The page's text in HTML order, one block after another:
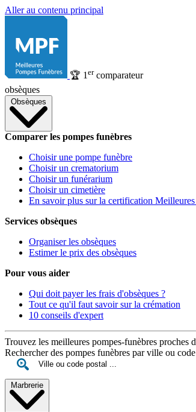
Aller au contenu principal
🏆 1 ercomparateur
obsèques
Obsèques
Comparer les pompes funèbres
Choisir une pompe funèbre
Choisir un crematorium
Choisir un funérarium
Choisir un cimetière
En savoir plus sur la certification Meilleures
Services obsèques
Organiser les obsèques
Estimer le prix des obsèques
Pour vous aider
Qui doit payer les frais d'obsèques ?
Tout ce qu'il faut savoir sur la crémation
10 conseils d'expert
Trouvez les meilleures pompes-funèbres proches
Rechercher des pompes funèbres par ville ou
Marbrerie